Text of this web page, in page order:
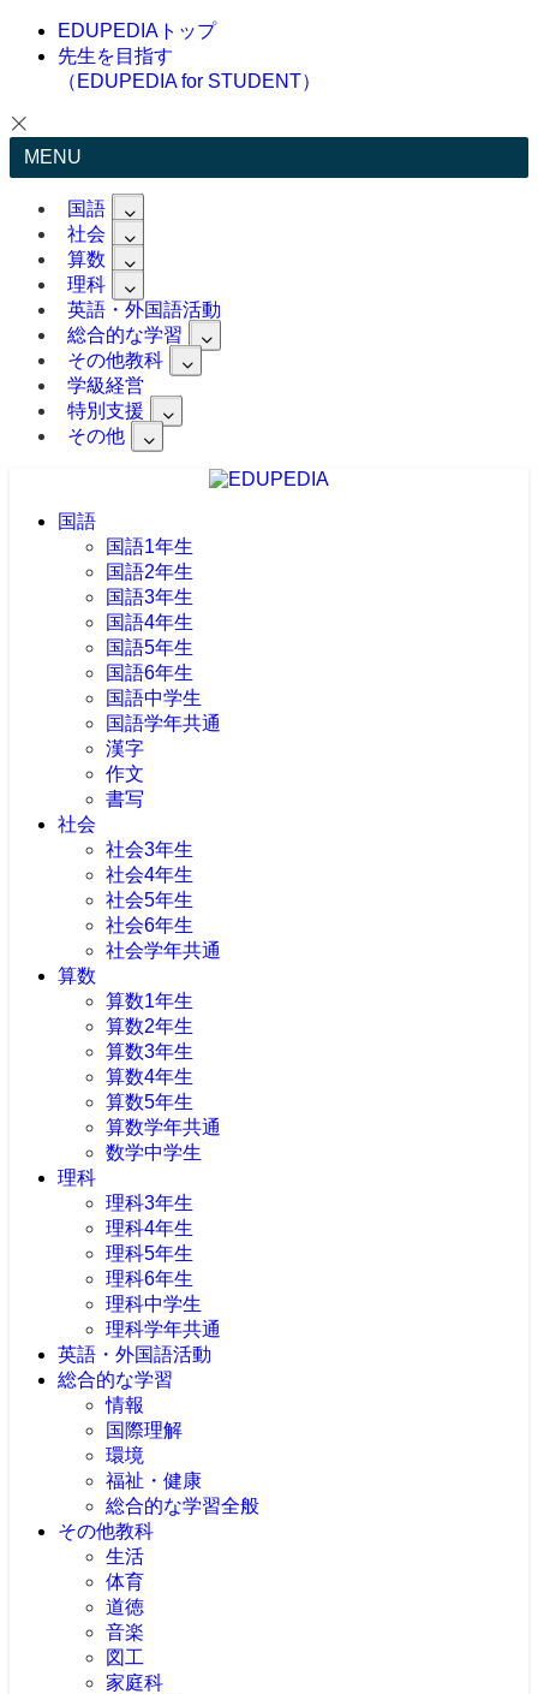
EDUPEDIAトップ
先生を目指す
（EDUPEDIA for STUDENT）
MENU
国語
社会
算数
理科
英語・外国語活動
総合的な学習
その他教科
学級経営
特別支援
その他
国語
国語1年生
国語2年生
国語3年生
国語4年生
国語5年生
国語6年生
国語中学生
国語学年共通
漢字
作文
書写
社会
社会3年生
社会4年生
社会5年生
社会6年生
社会学年共通
算数
算数1年生
算数2年生
算数3年生
算数4年生
算数5年生
算数学年共通
数学中学生
理科
理科3年生
理科4年生
理科5年生
理科6年生
理科中学生
理科学年共通
英語・外国語活動
総合的な学習
情報
国際理解
環境
福祉・健康
総合的な学習全般
その他教科
生活
体育
道徳
音楽
図工
家庭科